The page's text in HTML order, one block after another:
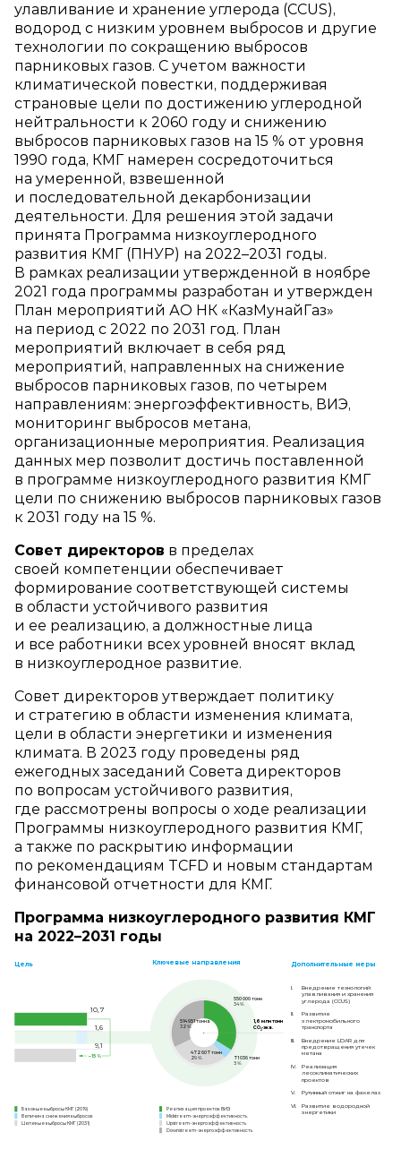
улавливание и хранение углерода (CCUS),
водород с низким уровнем выбросов и другие
технологии по сокращению выбросов
парниковых газов. С учетом важности
климатической повестки, поддерживая
страновые цели по достижению углеродной
нейтральности к 2060 году и снижению
выбросов парниковых газов на 15 % от уровня
1990 года, КМГ намерен сосредоточиться
на умеренной, взвешенной
и последовательной декарбонизации
деятельности. Для решения этой задачи
принята Программа низкоуглеродного
развития КМГ (ПНУР) на 2022–2031 годы.
В рамках реализации утвержденной в ноябре
2021 года программы разработан и утвержден
План мероприятий АО НК «КазМунайГаз»
на период с 2022 по 2031 год. План
мероприятий включает в себя ряд
мероприятий, направленных на снижение
выбросов парниковых газов, по четырем
направлениям: энергоэффективность, ВИЭ,
мониторинг выбросов метана,
организационные мероприятия. Реализация
данных мер позволит достичь поставленной
в программе низкоуглеродного развития КМГ
цели по снижению выбросов парниковых газов
к 2031 году на 15 %.
Совет директоров в пределах
своей компетенции обеспечивает
формирование соответствующей системы
в области устойчивого развития
и ее реализацию, а должностные лица
и все работники всех уровней вносят вклад
в низкоуглеродное развитие.
Совет директоров утверждает политику
и стратегию в области изменения климата,
цели в области энергетики и изменения
климата. В 2023 году проведены ряд
ежегодных заседаний Совета директоров
по вопросам устойчивого развития,
где рассмотрены вопросы о ходе реализации
Программы низкоуглеродного развития КМГ,
а также по раскрытию информации
по рекомендациям TCFD и новым стандартам
финансовой отчетности для КМГ.
Программа низкоуглеродного развития КМГ
на 2022–2031 годы
I. Внедрение технологий
улавливания и хранения
углерода (CCUS)
II. Развитие
электромобильного
транспорта
III.
Внедрение LDAR для
предотвращения утечек
метана
IV. Реализация
лесоклиматических
проектов
V.
Рутинный отжиг на факелах
VI.
Развитие водородной
энергетики
9,1
10,7
1,6
–15 %
Базовые выбросы КМГ (2019)
Величина снижения выбросов
Целевые выбросы КМГ (2031)
71 036 тонн
5 %
550 000 тонн
34 %
514 951 тонна
32 %
472 607 тонн
29 %
Реализация проектов ВИЭ
Midstream-энергоэффективность
Upstream-энергоэффективность
Downstream-энергоэффективность
Цель Ключевые направления Дополнительные меры
1,6 млн тонн
СО2-экв.